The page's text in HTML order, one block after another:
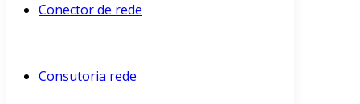
Conector de rede
Consutoria rede